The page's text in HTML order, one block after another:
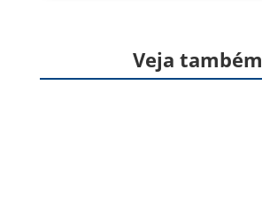
Veja também